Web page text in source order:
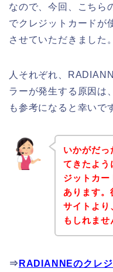
なので、今回、こちら
でクレジットカードが
させていただきました。
人それぞれ、
ラーが発生する原因は
も参考になると幸いで
いかがだっ
てきたよ
ジットカー
あります
サイトより
もしれませ
⇒ RADIANNEのクレ